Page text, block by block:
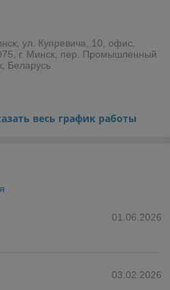
ул. Купревича, 10, офис.
г. Минск, пер. Промышленный
Беларусь
весь график работы
01.06.2026
03.02.2026